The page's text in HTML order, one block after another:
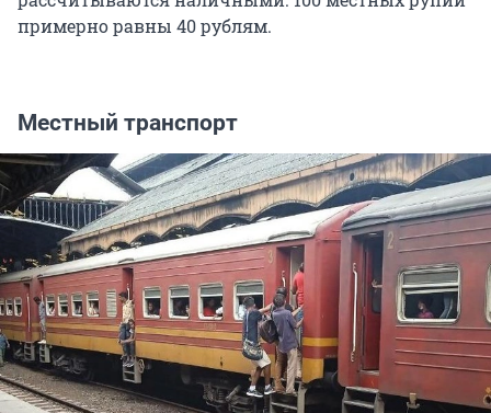
примерно равны 40 рублям.
Местный транспорт